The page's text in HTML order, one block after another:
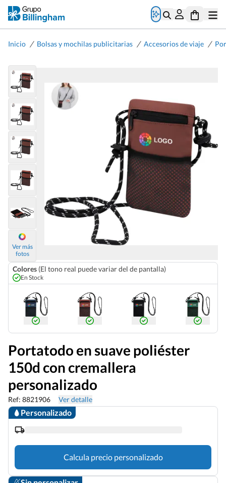
Inicio / Bolsas y mochilas publicitarias / Accesorios de viaje /
Ver más
fotos
Colores (El tono real puede variar del de pantalla)
En Stock
Portatodo en suave poliéster
150d con cremallera
personalizado
Ref: 8821906 Ver detalle
Personalizado
Calcula precio personalizado